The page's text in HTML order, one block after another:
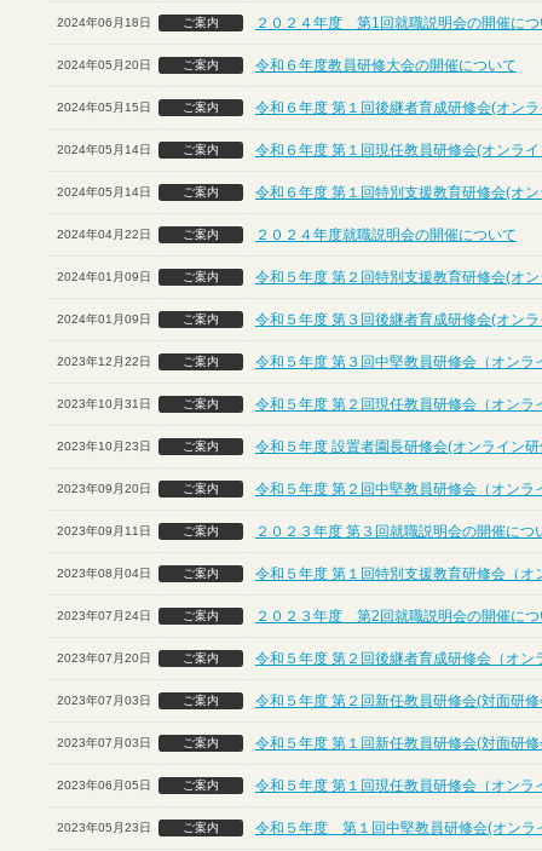
2024年06月18日 ご案内 ２０２４年度 第1回就職説明会の開催につ
2024年05月20日 ご案内 令和６年度教員研修大会の開催について
2024年05月15日 ご案内 令和６年度 第１回後継者育成研修会(オン
2024年05月14日 ご案内 令和６年度 第１回現任教員研修会(オンラ
2024年05月14日 ご案内 令和６年度 第１回特別支援教育研修会(オ
2024年04月22日 ご案内 ２０２４年度就職説明会の開催について
2024年01月09日 ご案内 令和５年度 第２回特別支援教育研修会(オ
2024年01月09日 ご案内 令和５年度 第３回後継者育成研修会(オン
2023年12月22日 ご案内 令和５年度 第３回中堅教員研修会（オンラ
2023年10月31日 ご案内 令和５年度 第２回現任教員研修会（オンラ
2023年10月23日 ご案内 令和５年度 設置者園長研修会(オンライン
2023年09月20日 ご案内 令和５年度 第２回中堅教員研修会（オンラ
2023年09月11日 ご案内 ２０２３年度 第３回就職説明会の開催につ
2023年08月04日 ご案内 令和５年度 第１回特別支援教育研修会（オ
2023年07月24日 ご案内 ２０２３年度 第2回就職説明会の開催に
2023年07月20日 ご案内 令和５年度 第２回後継者育成研修会（オン
2023年07月03日 ご案内 令和５年度 第２回新任教員研修会(対面研
2023年07月03日 ご案内 令和５年度 第１回新任教員研修会(対面研
2023年06月05日 ご案内 令和５年度 第１回現任教員研修会（オンラ
2023年05月23日 ご案内 令和５年度 第１回中堅教員研修会(オンラ